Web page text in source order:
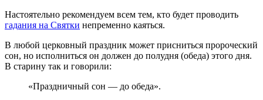
Настоятельно рекомендуем всем тем, кто будет проводить
гадания на Святки непременно каяться.
В любой церковный праздник может присниться пророческий
сон, но исполниться он должен до полудня (обеда) этого дня.
В старину так и говорили:
«Праздничный сон — до обеда».